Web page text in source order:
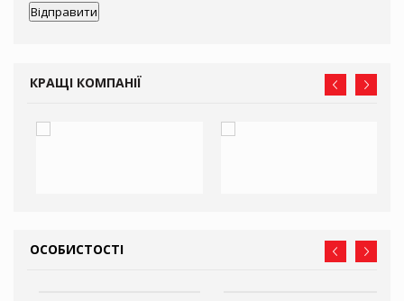
КРАЩІ КОМПАНІЇ
ОСОБИСТОСТІ